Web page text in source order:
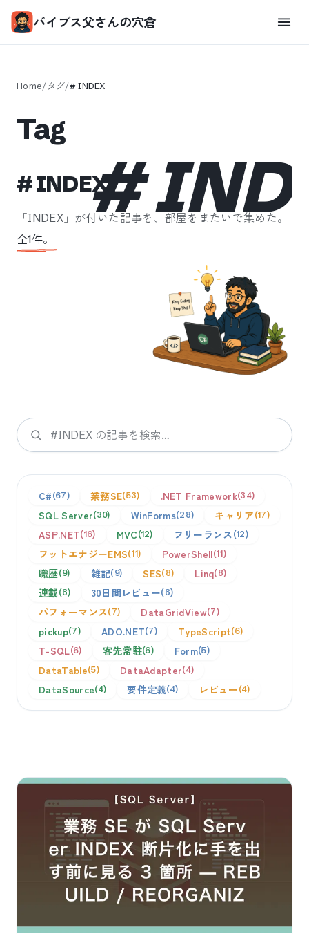
バイブス父さんの穴倉
Home/タグ/#INDEX
#
Tag
#INDEX
「INDEX」が付いた記事を、部屋をまたいで集めた。
全1件。
検索
C# 67 業務SE 53 .NET Framework 34
SQL Server 30 WinForms 28 キャリア 17
ASP.NET 16 MVC 12 フリーランス 12
フットエナジーEMS 11 PowerShell 11
職歴 9 雑記 9 SES 8 Linq 8
連載 8 30日間レビュー 8
パフォーマンス 7 DataGridView 7
pickup 7 ADO.NET 7 TypeScript 6
T-SQL 6 客先常駐 6 Form 5
DataTable 5 DataAdapter 4
DataSource 4 要件定義 4 レビュー 4